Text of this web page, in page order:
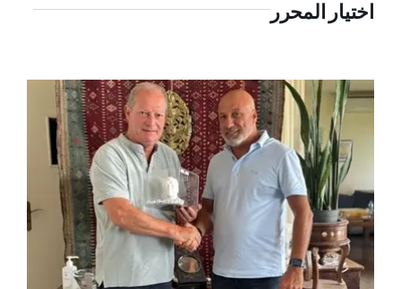
اختيار المحرر